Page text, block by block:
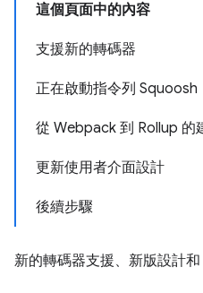
這個頁面中的內容
支援新的轉碼器
正在啟動指令列 Squoosh
從 Webpack 到 Rollup 的
更新使用者介面設計
後續步驟
新的轉碼器支援、新版設計和